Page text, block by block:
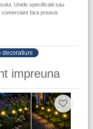
Unele specificatii sau
fara preaviz
decoratiuni
impreuna